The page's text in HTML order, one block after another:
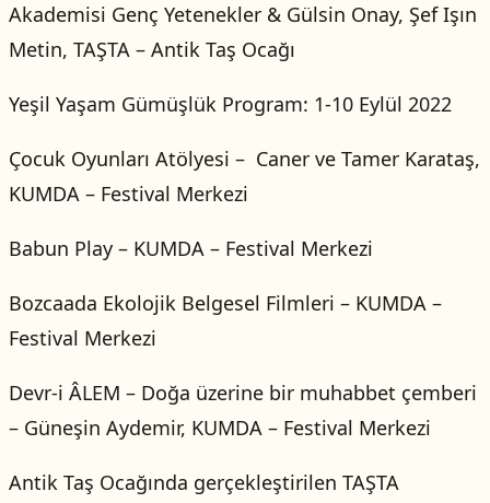
Akademisi Genç Yetenekler & Gülsin Onay, Şef Işın
Metin, TAŞTA – Antik Taş Ocağı
Yeşil Yaşam Gümüşlük Program: 1-10 Eylül 2022
Çocuk Oyunları Atölyesi – Caner ve Tamer Karataş,
KUMDA – Festival Merkezi
Babun Play – KUMDA – Festival Merkezi
Bozcaada Ekolojik Belgesel Filmleri – KUMDA –
Festival Merkezi
Devr-i ÂLEM – Doğa üzerine bir muhabbet çemberi
– Güneşin Aydemir, KUMDA – Festival Merkezi
Antik Taş Ocağında gerçekleştirilen TAŞTA